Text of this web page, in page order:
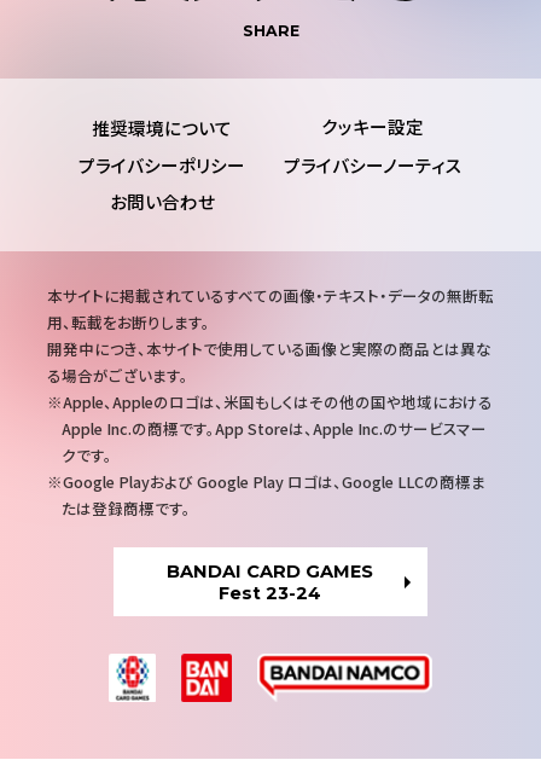
SHARE
推奨環境について
プライバシーポリシー
プライバシーノーティス
お問い合わせ
注
意
事
項
本サイトに掲載されているすべての画像・テキスト・データの無断転
用、転載をお断りします。
開発中につき、本サイトで使用している画像と実際の商品とは異な
る場合がございます。
Apple、Appleのロゴは、米国もしくはその他の国や地域における
Apple Inc.の商標です。App Storeは、Apple Inc.のサービスマー
クです。
Google Playおよび Google Play ロゴは、Google LLCの商標ま
たは登録商標です。
BANDAI CARD GAMES
Fest 23-24